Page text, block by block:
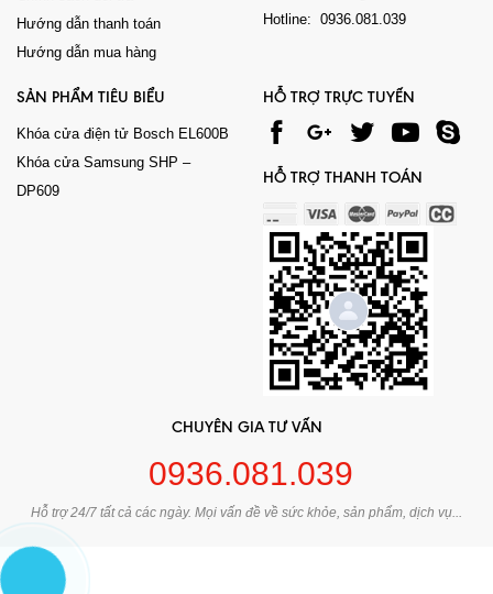
Hướng dẫn thanh toán
Hướng dẫn mua hàng
Hotline: 0936.081.039
SẢN PHẨM TIÊU BIỂU
Khóa cửa điện tử Bosch EL600B
Khóa cửa Samsung SHP –
DP609
HỖ TRỢ TRỰC TUYẾN
HỖ TRỢ THANH TOÁN
CHUYÊN GIA TƯ VẤN
0936.081.039
Hỗ trợ 24/7 tất cả các ngày. Mọi vấn đề về sức khỏe, sản phẩm, dịch vụ...